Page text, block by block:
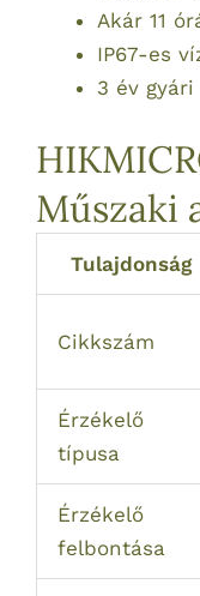
Akár 11
IP67-es
3 év gyári
Műszaki
Tulajdonság
Cikkszám
Érzékelő
típusa
Érzékelő
felbontása